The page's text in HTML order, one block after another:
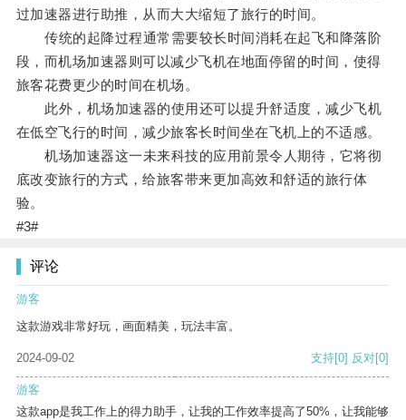
过加速器进行助推，从而大大缩短了旅行的时间。
传统的起降过程通常需要较长时间消耗在起飞和降落阶
段，而机场加速器则可以减少飞机在地面停留的时间，使得
旅客花费更少的时间在机场。
此外，机场加速器的使用还可以提升舒适度，减少飞机
在低空飞行的时间，减少旅客长时间坐在飞机上的不适感。
机场加速器这一未来科技的应用前景令人期待，它将彻
底改变旅行的方式，给旅客带来更加高效和舒适的旅行体
验。
#3#
评论
游客
这款游戏非常好玩，画面精美，玩法丰富。
2024-09-02 支持[0] 反对[0]
游客
这款app是我工作上的得力助手，让我的工作效率提高了50%，让我能够